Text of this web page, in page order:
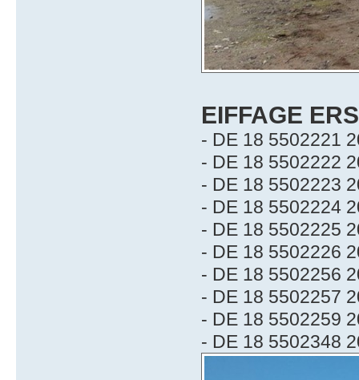
EIFFAGE
- DE 18 5502221
- DE 18 5502222
- DE 18 5502223
- DE 18 5502224
- DE 18 5502225
- DE 18 5502226
- DE 18 5502256
- DE 18 5502257
- DE 18 5502259
- DE 18 5502348